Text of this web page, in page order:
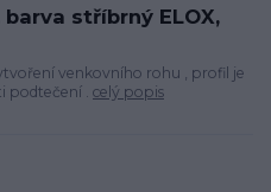
stříbrný ELOX,
venkovního rohu , profil je
podtečení . celý popis